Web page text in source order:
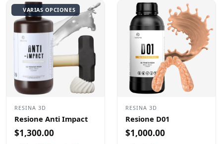
VARIAS OPCIONES
RESINA 3D
Resione Anti Impact
$1,300.00
RESINA 3D
Resione D01
$1,000.00